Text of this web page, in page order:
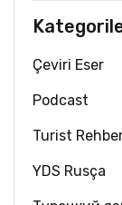
Çeviri Eser
Podcast
Turist
YDS Rusça